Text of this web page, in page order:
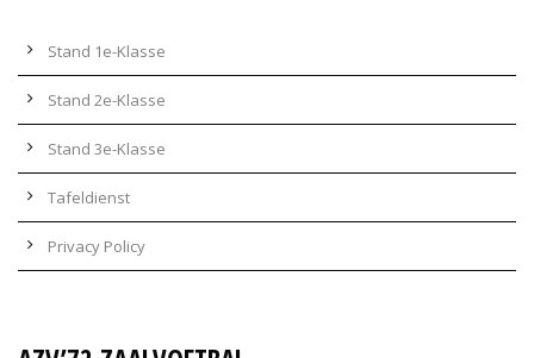
Stand 1e-Klasse
Stand 2e-Klasse
Stand 3e-Klasse
Tafeldienst
Privacy Policy